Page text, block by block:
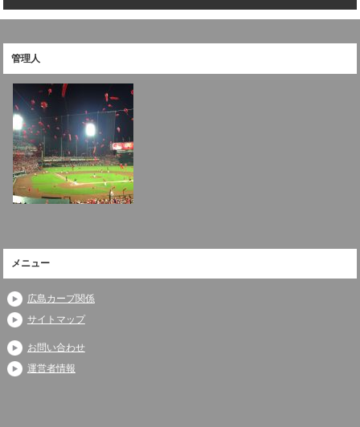
管理人
メニュー
広島カープ関係
サイトマップ
お問い合わせ
運営者情報